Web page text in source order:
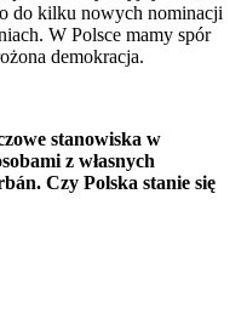
do kilku nowych nominacji
W Polsce mamy spór
demokracja.
stanowiska w
z własnych
Czy Polska stanie się